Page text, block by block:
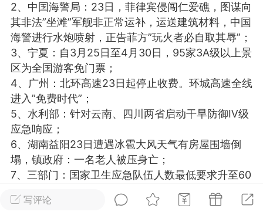
师 小熊水光
爆汗熊
脂
卡卡动能素
皇斯普拉雅
建术
DRYY面膜 微晶溶斑术
爆款平台 Lv.8
26 23:18
电脑端 美业资讯
闪充小白罐
本/双效闪充，养出紧致小白脸！一、项
充小白罐 = 闪充大白肌（仪器）× 草本
产品）×极光嫩肤啫喱（产品）这是一套
护...写评论
2、中国海警局：23日，菲律宾侵闯仁爱礁，图谋向
其非法”坐滩”军舰非正常运补，运送建筑材料，中国
海警进行水炮喷射，正告菲方”玩火者必自取其辱”；
3、宁夏：自3月25日至4月30日，95家3A级以上景
区为全国游客免门票；
4、广州：北环高速23日起停止收费。环城高速全线
进入”免费时代”；
5、水利部：针对云南、四川两省启动干旱防御Ⅳ级
应急响应；
6、湖南益阳23日遭遇冰雹大风天气有房屋围墙倒
塌，镇政府：一名老人被压身亡；
7、三部门：国家卫生应急队伍人数最低要求升至60
8、23日早，新疆克孜勒苏州阿合奇县发生4.2级地